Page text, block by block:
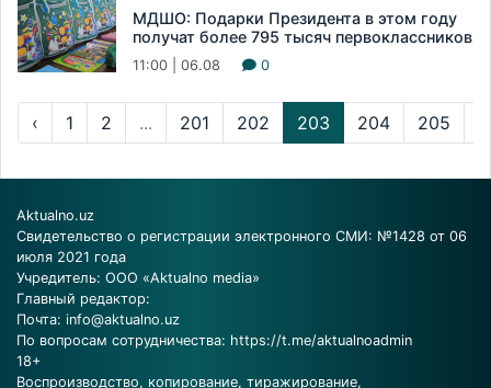
МДШО: Подарки Президента в этом году
получат более 795 тысяч первоклассников
11:00 | 06.08 0
‹ 1 2 ... 201 202 203 204 205
Aktualno.uz
Свидетельство о регистрации электронного СМИ: №1428 от 06
июля 2021 года
Учредитель: ООО «Aktualno media»
Главный редактор:
Почта: info@aktualno.uz
По вопросам сотрудничества: https://t.me/aktualnoadmin
18+
Воспроизводство, копирование, тиражирование,